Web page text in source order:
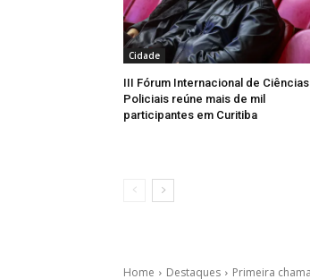
Cidade
III Fórum Internacional de Ciências
Policiais reúne mais de mil
participantes em Curitiba